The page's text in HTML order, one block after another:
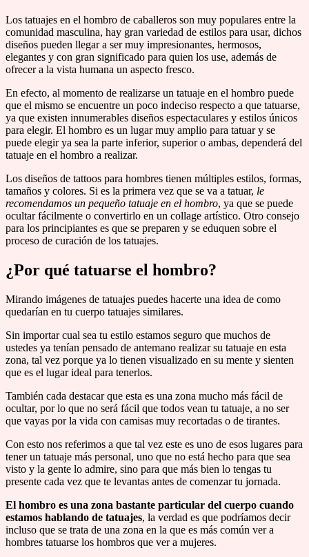
Los tatuajes en el hombro de caballeros son muy populares entre la
comunidad masculina, hay gran variedad de estilos para usar, dichos
diseños pueden llegar a ser muy impresionantes, hermosos,
elegantes y con gran significado para quien los use, además de
ofrecer a la vista humana un aspecto fresco.
En efecto, al momento de realizarse un tatuaje en el hombro puede
que el mismo se encuentre un poco indeciso respecto a que tatuarse,
ya que existen innumerables diseños espectaculares y estilos únicos
para elegir. El hombro es un lugar muy amplio para tatuar y se
puede elegir ya sea la parte inferior, superior o ambas, dependerá del
tatuaje en el hombro a realizar.
Los diseños de tattoos para hombres tienen múltiples estilos, formas,
tamaños y colores. Si es la primera vez que se va a tatuar, le
recomendamos un pequeño tatuaje en el hombro, ya que se puede
ocultar fácilmente o convertirlo en un collage artístico. Otro consejo
para los principiantes es que se preparen y se eduquen sobre el
proceso de curación de los tatuajes.
¿Por qué tatuarse el hombro?
Mirando imágenes de tatuajes puedes hacerte una idea de como
quedarían en tu cuerpo tatuajes similares.
Sin importar cual sea tu estilo estamos seguro que muchos de
ustedes ya tenían pensado de antemano realizar su tatuaje en esta
zona, tal vez porque ya lo tienen visualizado en su mente y sienten
que es el lugar ideal para tenerlos.
También cada destacar que esta es una zona mucho más fácil de
ocultar, por lo que no será fácil que todos vean tu tatuaje, a no ser
que vayas por la vida con camisas muy recortadas o de tirantes.
Con esto nos referimos a que tal vez este es uno de esos lugares para
tener un tatuaje más personal, uno que no está hecho para que sea
visto y la gente lo admire, sino para que más bien lo tengas tu
presente cada vez que te levantas antes de comenzar tu jornada.
El hombro es una zona bastante particular del cuerpo cuando
estamos hablando de tatuajes, la verdad es que podríamos decir
incluso que se trata de una zona en la que es más común ver a
hombres tatuarse los hombros que ver a mujeres.